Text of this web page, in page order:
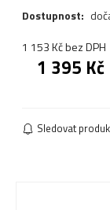
Dostupnost:
1 153Kčbez DPH
1 395 Kč
Sledovat